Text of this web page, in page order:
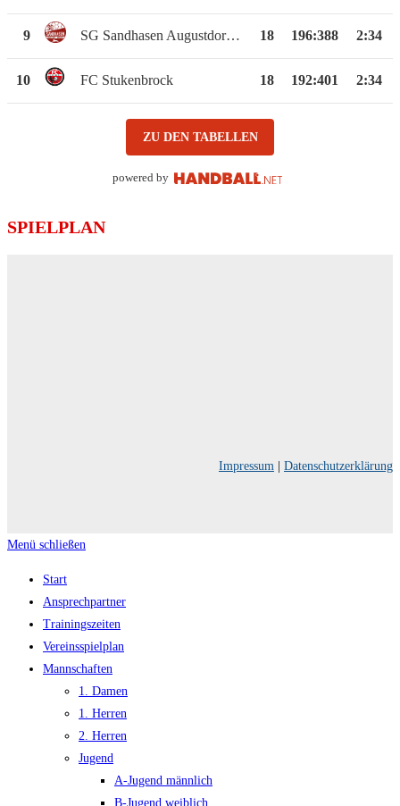
9 SG Sandhasen Augustdorf-Hövelhof 18 196:388 2:34
10 FC Stukenbrock 18 192:401 2:34
ZU DEN TABELLEN
powered by
SPIELPLAN
Impressum Datenschutzerklärung
Menü schließen
Start
Ansprechpartner
Trainingszeiten
Vereinsspielplan
Mannschaften
1. Damen
1. Herren
2. Herren
Jugend
A-Jugend männlich
B-Jugend weiblich